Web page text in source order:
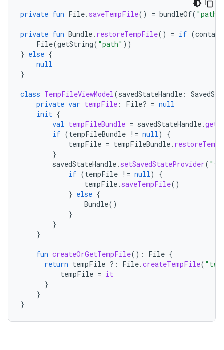
private fun File. saveTempFile() = bundleOf( "path"
private fun Bundle. restoreTempFile() = if (
File(getString( "path" ))
} else {
null
}
class TempFileViewModel(savedStateHandle :
private var tempFile : File? = null
init {
val tempFileBundle = savedStateHandle.
if (tempFileBundle != null)
{
tempFile = tempFileBundle.
}
savedStateHandle. setSavedStateProvider(
if (tempFile != null)
{
tempFile. saveTempFile()
} else {
Bundle()
}
}
}
fun createOrGetTempFile(): File {
return tempFile ?: File.createTempFile(
tempFile = it
}
}
}